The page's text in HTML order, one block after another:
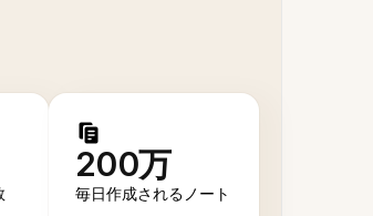
200万
毎日作成されるノート